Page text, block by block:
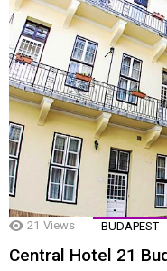
21 Views BUDAPEST
Central Hotel 21